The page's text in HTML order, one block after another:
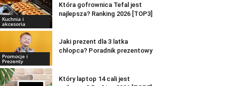
Kuchnia i
akcesoria
Która gofrownica Tefal jest
najlepsza? Ranking 2026 [TOP3]
Promocje i
Prezenty
Jaki prezent dla 3 latka
chłopca? Poradnik prezentowy
Który laptop 14 cali jest